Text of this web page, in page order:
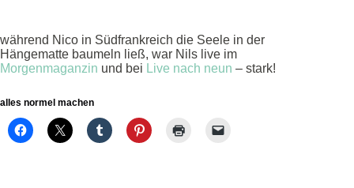
während Nico in Südfrankreich die Seele in der
Hängematte baumeln ließ, war Nils live im
Morgenmaganzin und bei Live nach neun – stark!
alles normel machen